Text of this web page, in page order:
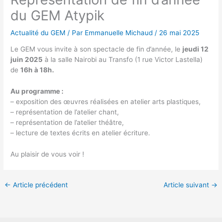
du GEM Atypik
Actualité du GEM / Par Emmanuelle Michaud / 26 mai 2025
Le GEM vous invite à son spectacle de fin d’année, le jeudi 12
juin 2025 à la salle Nairobi au Transfo (1 rue Victor Lastella)
de16h à 18h.
Au programme :
– exposition des œuvres réalisées en atelier arts plastiques,
– représentation de l’atelier chant,
– représentation de l’atelier théâtre,
– lecture de textes écrits en atelier écriture.
Au plaisir de vous voir !
← Article précédent Article suivant →